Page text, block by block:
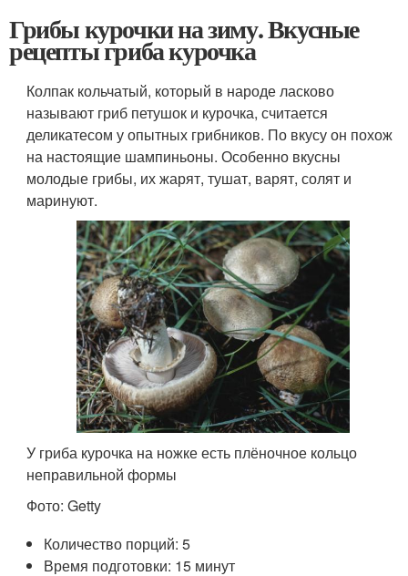
Грибы курочки на зиму. Вкусные
рецепты гриба курочка
Колпак кольчатый, который в народе ласково
называют гриб петушок и курочка, считается
деликатесом у опытных грибников. По вкусу он похож
на настоящие шампиньоны. Особенно вкусны
молодые грибы, их жарят, тушат, варят, солят и
маринуют.
У гриба курочка на ножке есть плёночное кольцо
неправильной формы
Фото: Getty
Количество порций: 5
Время подготовки: 15 минут